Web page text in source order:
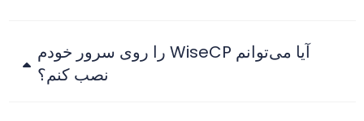
آیا می‌توانم WiseCP را روی سرور خودم
نصب کنم؟